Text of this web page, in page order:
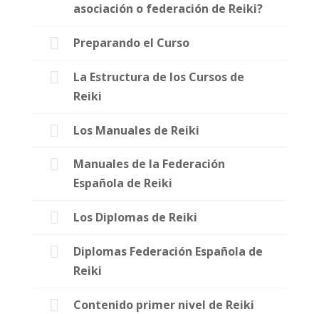
asociación o federación de Reiki?
Preparando el Curso
La Estructura de los Cursos de
Reiki
Los Manuales de Reiki
Manuales de la Federación
Española de Reiki
Los Diplomas de Reiki
Diplomas Federación Española de
Reiki
Contenido primer nivel de Reiki